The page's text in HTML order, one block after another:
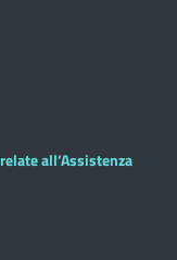
all’Assistenza